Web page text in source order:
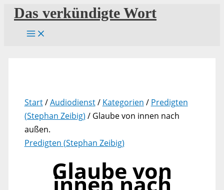
Zum
Inhalt
springen
Das verkündigte Wort
Start/Audiodienst/ Kategorien / Predigten
(Stephan Zeibig) / Glaube von innen nach
außen.
Predigten (Stephan Zeibig)
Glaube von